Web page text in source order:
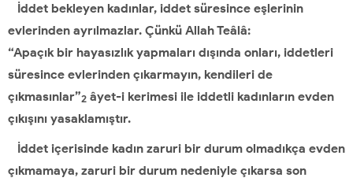
İddet bekleyen kadınlar, iddet süresince eşlerinin
evlerinden ayrılmazlar. Çünkü Allah Teâlâ:
“Apaçık bir hayasızlık yapmaları dışında onları, iddetleri
süresince evlerinden çıkarmayın, kendileri de
çıkmasınlar”2 âyet-i kerimesi ile iddetli kadınların evden
çıkışını yasaklamıştır.
İddet içerisinde kadın zaruri bir durum olmadıkça evden
çıkmamaya, zaruri bir durum nedeniyle çıkarsa son